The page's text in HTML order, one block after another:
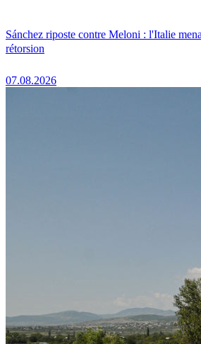
Sánchez riposte contre Meloni : l'Italie
rétorsion
07.08.2026